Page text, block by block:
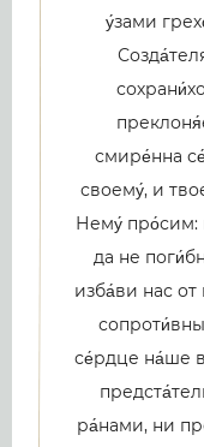
у́зами
смире́нна
своему́, и
Нему́ про́сим:
да не
изба́ви нас от
се́рдце на́ше
ра́нами, ни